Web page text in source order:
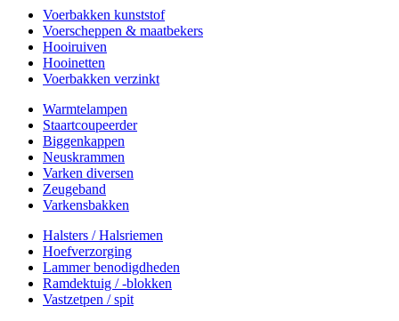
Voerbakken kunststof
Voerscheppen & maatbekers
Hooiruiven
Hooinetten
Voerbakken verzinkt
Warmtelampen
Staartcoupeerder
Biggenkappen
Neuskrammen
Varken diversen
Zeugeband
Varkensbakken
Halsters / Halsriemen
Hoefverzorging
Lammer benodigdheden
Ramdektuig / -blokken
Vastzetpen / spit